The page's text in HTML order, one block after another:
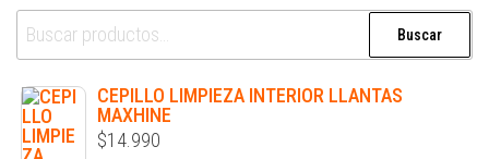
Buscar
CEPILLO LIMPIEZA INTERIOR LLANTAS
MAXHINE
$14.990